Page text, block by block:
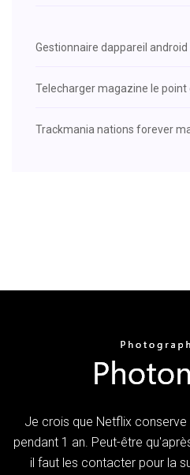
Gestionnaire dappareil android
Telecharger magazine le
Trackmania nations forever
Je crois que Netflix
pendant 1 an. Peut-être
il faut les contacter pour la